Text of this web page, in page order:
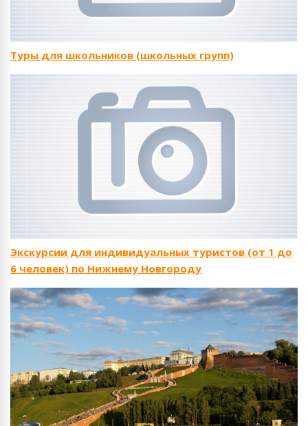
Туры для школьников (школьных групп)
Экскурсии для индивидуальных туристов (от 1 до
6 человек) по Нижнему Новгороду